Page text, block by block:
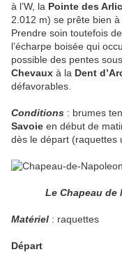
à l’W, la Pointe des
2.012 m) se prête bien
Prendre soin toutefois
l’écharpe boisée qui
possible des pentes
Chevaux à la Dent
défavorables.
Conditions : brumes
Savoie en début de
dès le départ (raquettes
Le Chapeau de
Matériel : raquettes
Départ